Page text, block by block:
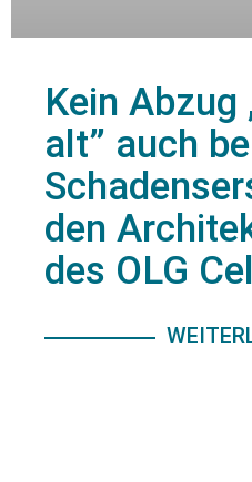
Kein Abzug
alt” auch
den
des OLG